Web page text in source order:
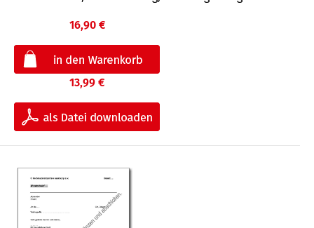
16,90 €
13,99 €